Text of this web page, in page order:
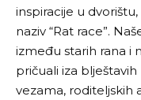
inspiracije u
naziv “Rat race”.
između starih rana i
pričuali iza
vezama, roditeljskih